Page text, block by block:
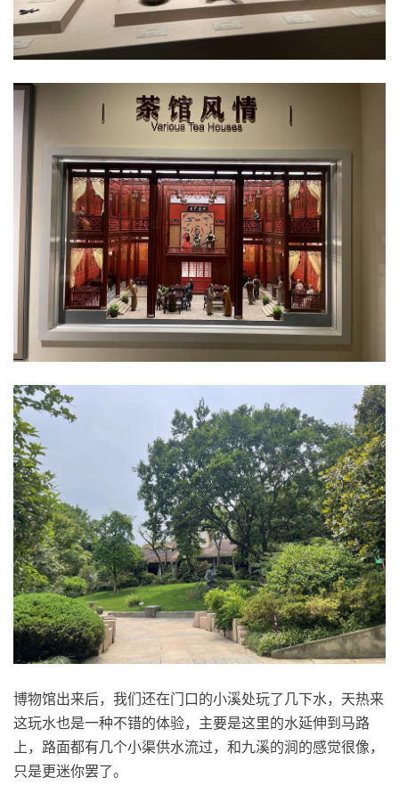
博物馆出来后，我们还在门口的小溪处玩了几下水，天热来
这玩水也是一种不错的体验，主要是这里的水延伸到马路
上，路面都有几个小渠供水流过，和九溪的涧的感觉很像，
只是更迷你罢了。